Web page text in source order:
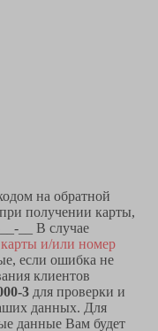
на обратной
получении карты,
__ В случае
и/или номер
если ошибка не
клиентов
3 для проверки и
данных. Для
данные Вам будет